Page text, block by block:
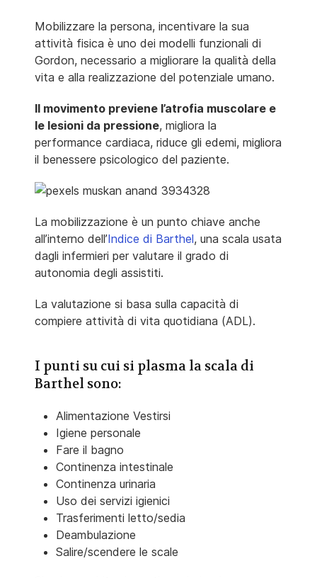
Mobilizzare la persona, incentivare la sua
attività fisica è uno dei modelli funzionali di
Gordon, necessario a migliorare la qualità della
vita e alla realizzazione del potenziale umano.
Il movimento previene l’atrofia muscolare e
le lesioni da pressione, migliora la
performance cardiaca, riduce gli edemi, migliora
il benessere psicologico del paziente.
La mobilizzazione è un punto chiave anche
all’interno dell’Indice di Barthel, una scala usata
dagli infermieri per valutare il grado di
autonomia degli assistiti.
La valutazione si basa sulla capacità di
compiere attività di vita quotidiana (ADL).
I punti su cui si plasma la scala di
Barthel sono:
Alimentazione Vestirsi
Igiene personale
Fare il bagno
Continenza intestinale
Continenza urinaria
Uso dei servizi igienici
Trasferimenti letto/sedia
Deambulazione
Salire/scendere le scale